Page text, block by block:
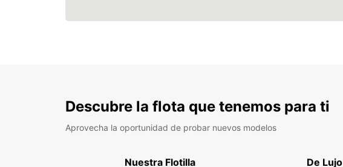
Descubre la flota que tenemos para ti
Aprovecha la oportunidad de probar nuevos modelos
Nuestra Flotilla De Lujo